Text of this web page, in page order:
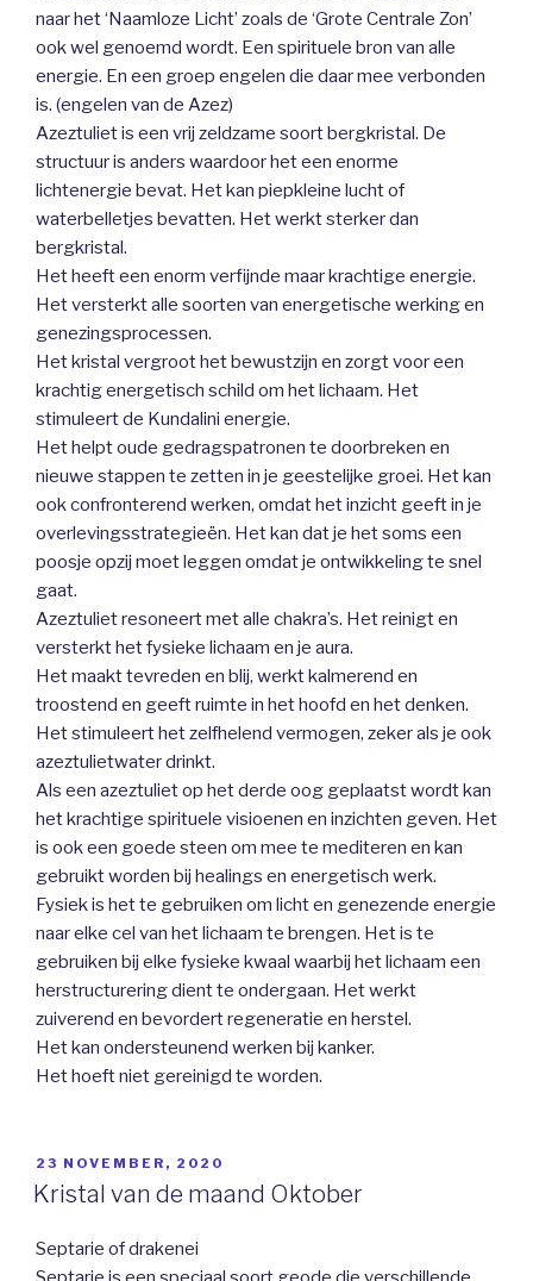
naar het ‘Naamloze Licht’ zoals de ‘Grote Centrale Zon’
ook wel genoemd wordt. Een spirituele bron van alle
energie. En een groep engelen die daar mee verbonden
is. (engelen van de Azez)
Azeztuliet is een vrij zeldzame soort bergkristal. De
structuur is anders waardoor het een enorme
lichtenergie bevat. Het kan piepkleine lucht of
waterbelletjes bevatten. Het werkt sterker dan
bergkristal.
Het heeft een enorm verfijnde maar krachtige energie.
Het versterkt alle soorten van energetische werking en
genezingsprocessen.
Het kristal vergroot het bewustzijn en zorgt voor een
krachtig energetisch schild om het lichaam. Het
stimuleert de Kundalini energie.
Het helpt oude gedragspatronen te doorbreken en
nieuwe stappen te zetten in je geestelijke groei. Het kan
ook confronterend werken, omdat het inzicht geeft in je
overlevingsstrategieën. Het kan dat je het soms een
poosje opzij moet leggen omdat je ontwikkeling te snel
gaat.
Azeztuliet resoneert met alle chakra’s. Het reinigt en
versterkt het fysieke lichaam en je aura.
Het maakt tevreden en blij, werkt kalmerend en
troostend en geeft ruimte in het hoofd en het denken.
Het stimuleert het zelfhelend vermogen, zeker als je ook
azeztulietwater drinkt.
Als een azeztuliet op het derde oog geplaatst wordt kan
het krachtige spirituele visioenen en inzichten geven. Het
is ook een goede steen om mee te mediteren en kan
gebruikt worden bij healings en energetisch werk.
Fysiek is het te gebruiken om licht en genezende energie
naar elke cel van het lichaam te brengen. Het is te
gebruiken bij elke fysieke kwaal waarbij het lichaam een
herstructurering dient te ondergaan. Het werkt
zuiverend en bevordert regeneratie en herstel.
Het kan ondersteunend werken bij kanker.
Het hoeft niet gereinigd te worden.
GEPLAATST
OP
23 NOVEMBER, 2020
Kristal van de maand Oktober
Septarie of drakenei